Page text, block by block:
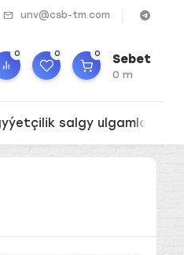
unv@csb-tm.com
0 0 0 Sebet
0 m
salgy ulgamlary